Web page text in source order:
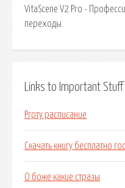
VitaScene V2 Pro -
переходы.
Links to Important Stuff
Ргрту расписание
Скачать книгу бесплатно
О боже какие стразы